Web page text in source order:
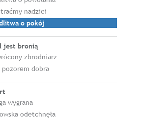
nadziei
o pokój
jest bronią
zbrodniarz
pozorem dobra
wygrana
odetchnęła